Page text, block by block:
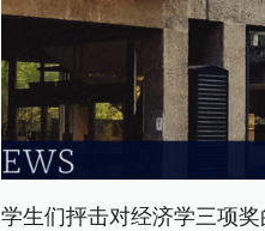
学生们抨击对经济学三项